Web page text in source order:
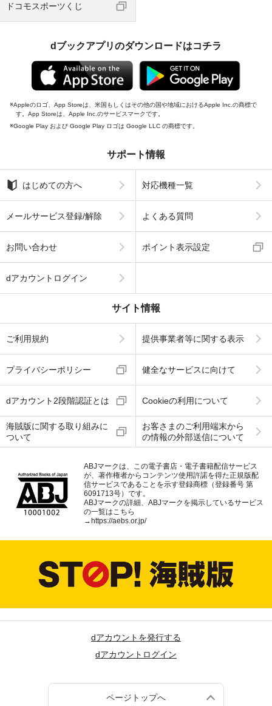
ドコモスポーツくじ
dブックアプリのダウンロードはコチラ
Appleのロゴ、App Storeは、米国もしくはその他の国や地域におけるApple Inc.の商標で
す。App Storeは、Apple Inc.のサービスマークです。
Google Play および Google Play ロゴは Google LLC の商標です。
サポート情報
はじめての方へ 対応機種一覧
メールサービス登録/解除 よくある質問
お問い合わせ ポイント表示設定
dアカウントログイン
サイト情報
ご利用規約 提供事業者等に関する表示
プライバシーポリシー 健全なサービスに向けて
dアカウント2段階認証とは Cookieの利用について
海賊版に関する取り組みに
ついて
お客さまのご利用端末から
の情報の外部送信について
ABJマークは、この電子書店・電子書籍配信サービス
が、著作権者からコンテンツ使用許諾を得た正規版配
信サービスであることを示す登録商標（登録番号 第
6091713号）です。
ABJマークの詳細、ABJマークを掲示しているサービス
の一覧はこちら
→ https://aebs.or.jp/
dアカウントを発行する
dアカウントログイン
ページトップへ